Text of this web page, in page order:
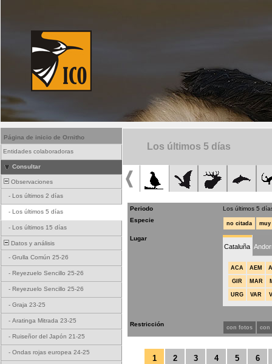
Página de inicio de Ornitho
Entidades colaboradoras
Consultar
Observaciones
- Los últimos 2 días
- Los últimos 5 días
- Los últimos 15 días
Datos y análisis
- Grulla Común 25-26
- Reyezuelo Sencillo 25-26
- Reyezuelo Sencillo 25-26
- Graja 23-25
- Aratinga Mitrada 23-25
- Ruiseñor del Japón 21-25
- Ondas rojas europea 24-25
Los últimos 5 días
Periodo
Los últimos 5
Especie
no citada muy
Lugar
Cataluña
ACA AEM
GIR MAR
URG VAR
Restricción con fotos con
1 2 3 4 5 6